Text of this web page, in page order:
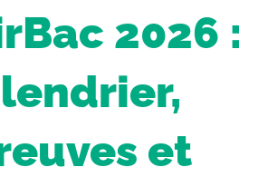
2026 :
et